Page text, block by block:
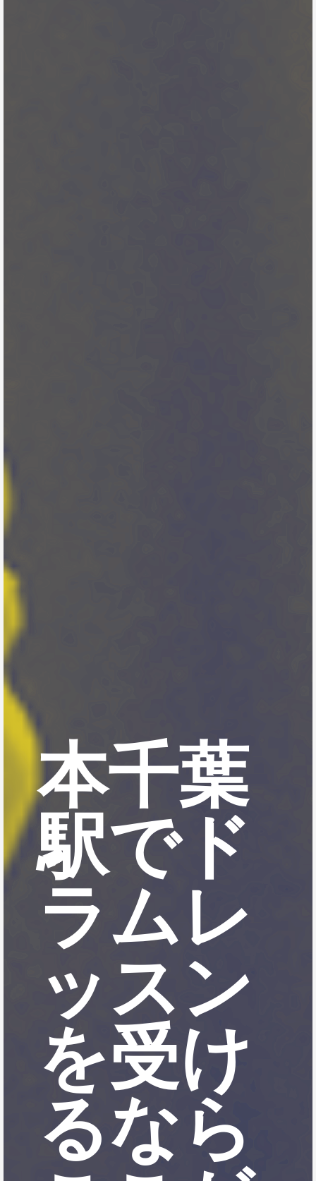
本千葉
駅でド
ラムレ
ッスン
を受け
るなら